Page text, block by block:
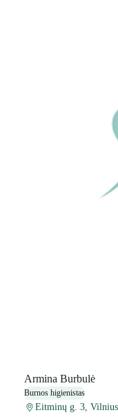
Armina Burbulė
Burnos higienistas
Eitminų g. 3, Vilnius